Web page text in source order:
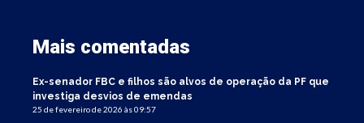
Mais comentadas
Ex-senador FBC e filhos são alvos de operação da PF que
investiga desvios de emendas
25 de fevereiro de 2026 às 09:57